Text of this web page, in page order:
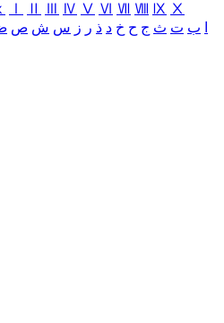
Ⅳ Ⅴ Ⅵ Ⅶ Ⅷ Ⅸ Ⅹ
ب ت ث ج ح خ د ذ ر ز س ش ص